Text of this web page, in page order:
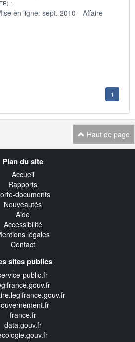
en ligne: sept. 2010
Affaire
1
Haut de page
Plan du site
Accueil
Rapports
documents
Nouveautés
Aide
Accessibilité
légales
Contact
sites publics
public.fr
france.fr
data.gouv.fr